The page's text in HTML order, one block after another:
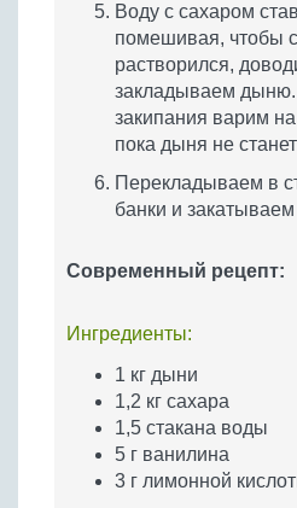
Воду с сахаром
помешивая, чтобы
растворился,
закладываем
закипания варим
пока дыня не
Перекладываем в
банки и
Современный рецепт:
Ингредиенты:
1 кг дыни
1,2 кг сахара
1,5 стакана воды
5 г ванилина
3 г лимонной